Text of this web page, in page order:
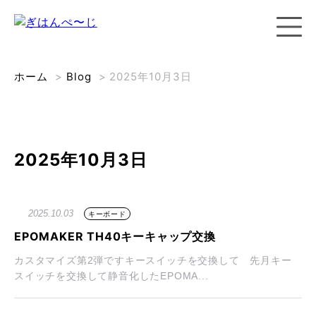
ホーム > Blog > 2025年10月3日
2025年10月3日
2025.10.03 キーボード
EPOMAKER TH40キーキャップ交換
カスタマイズ第2弾ですキースイッチを交換して 先月キー
スイッチを交換して静音化したEPOMA...